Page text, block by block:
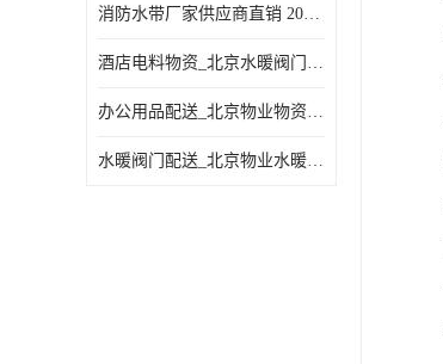
消防水带厂家供应商直销 20-65-25消防水带
酒店电料物资_北京水暖阀门一站式
办公用品配送_北京物业物资配送
水暖阀门配送_北京物业水暖阀门配送